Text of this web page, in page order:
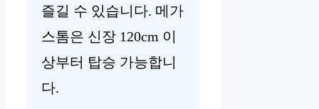
즐길 수 있습니다. 메가
스톰은 신장 120cm 이
상부터 탑승 가능합니
다.